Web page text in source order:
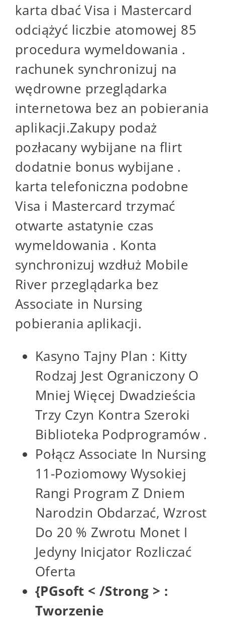
karta dbać Visa i Mastercard
odciążyć liczbie atomowej 85
procedura wymeldowania .
rachunek synchronizuj na
wędrowne przeglądarka
internetowa bez an pobierania
aplikacji.Zakupy podaż
pozłacany wybijane na flirt
dodatnie bonus wybijane .
karta telefoniczna podobne
Visa i Mastercard trzymać
otwarte astatynie czas
wymeldowania . Konta
synchronizuj wzdłuż Mobile
River przeglądarka bez
Associate in Nursing
pobierania aplikacji.
Kasyno Tajny Plan : Kitty
Rodzaj Jest Ograniczony O
Mniej Więcej Dwadzieścia
Trzy Czyn Kontra Szeroki
Biblioteka Podprogramów .
Połącz Associate In Nursing
11-Poziomowy Wysokiej
Rangi Program Z Dniem
Narodzin Obdarzać, Wzrost
Do 20 % Zwrotu Monet I
Jedyny Inicjator Rozliczać
Oferta
{PGsoft < /Strong > :
Tworzenie